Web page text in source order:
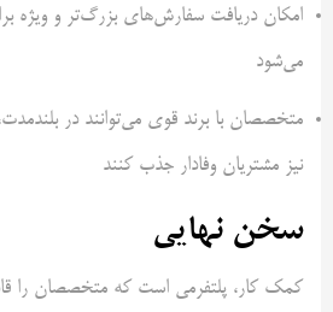
امکان دریافت سفارش‌های بزرگ‌تر و ویژه
می‌شود
متخصصان با برند قوی می‌توانند در
نیز مشتریان وفادار جذب کنند
سخن نهایی
کمک‌ کار، پلتفرمی است که متخصصان را